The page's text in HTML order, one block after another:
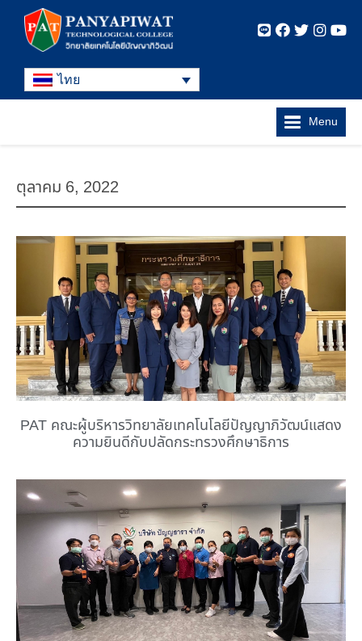
ไทย
Menu
ตุลาคม 6, 2022
PAT คณะผู้บริหารวิทยาลัยเทคโนโลยีปัญญาภิวัฒน์แสดง
ความยินดีกับปลัดกระทรวงศึกษาธิการ